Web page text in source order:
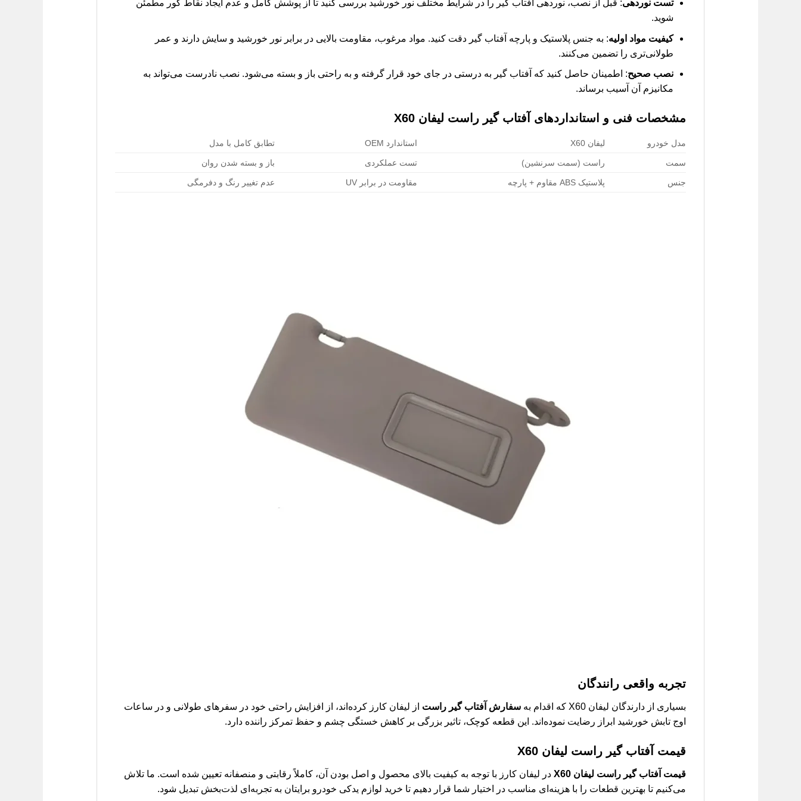
تست نوردهی: قبل از نصب، نوردهی آفتاب گیر را در شرایط مختلف نور خورشید بررسی کنید تا از پوشش کامل و عدم ایجاد نقاط کور مطمئن
شوید.
کیفیت مواد اولیه: به جنس پلاستیک و پارچه آفتاب گیر دقت کنید. مواد مرغوب، مقاومت بالایی در برابر نور خورشید و سایش دارند و عمر
طولانی‌تری را تضمین می‌کنند.
نصب صحیح: اطمینان حاصل کنید که آفتاب گیر به درستی در جای خود قرار گرفته و به راحتی باز و بسته می‌شود. نصب نادرست می‌تواند به
مکانیزم آن آسیب برساند.
مشخصات فنی و استانداردهای آفتاب گیر راست لیفان X60
مدل خودرو لیفان X60 استاندارد OEM تطابق کامل با مدل
سمت راست (سمت سرنشین) تست عملکردی باز و بسته شدن روان
جنس پلاستیک ABS مقاوم + پارچه مقاومت در برابر UV عدم تغییر رنگ و دفرمگی
تجربه واقعی رانندگان
بسیاری از دارندگان لیفان X60 که اقدام به سفارش آفتاب گیر راست از لیفان کارز کرده‌اند، از افزایش راحتی خود در سفرهای طولانی و در ساعات
اوج تابش خورشید ابراز رضایت نموده‌اند. این قطعه کوچک، تاثیر بزرگی بر کاهش خستگی چشم و حفظ تمرکز راننده دارد.
قیمت آفتاب گیر راست لیفان X60
قیمت آفتاب گیر راست لیفان X60
در لیفان کارز با توجه به کیفیت بالای محصول و اصل بودن آن، کاملاً رقابتی و منصفانه تعیین شده است. ما تلاش
می‌کنیم تا بهترین قطعات را با هزینه‌ای مناسب در اختیار شما قرار دهیم تا خرید لوازم یدکی خودرو برایتان به تجربه‌ای لذت‌بخش تبدیل شود.